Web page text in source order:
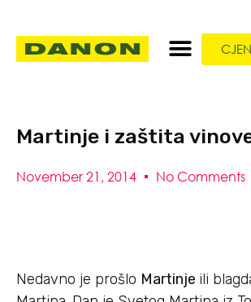
Martinje i zaštita
November 21, 2014 No Comments
Nedavno je prošlo Martinje ili